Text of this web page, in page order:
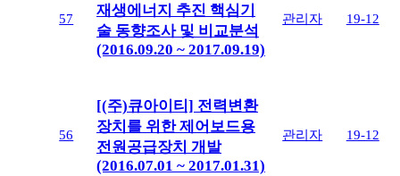
57
재생에너지 추진 핵심기
술 동향조사 및 비교분석
(2016.09.20 ~ 2017.09.19)
관리자 19-12
56
[(주)큐아이티] 전력변환
장치를 위한 제어보드용
전원공급장치 개발
(2016.07.01 ~ 2017.01.31)
관리자 19-12